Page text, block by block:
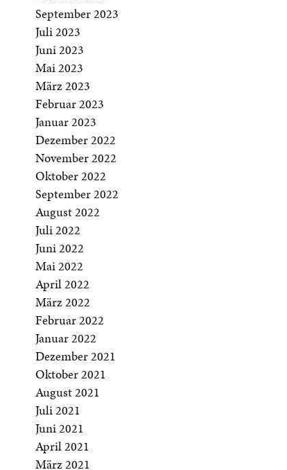
September 2023
Juli 2023
Juni 2023
Mai 2023
März 2023
Februar 2023
Januar 2023
Dezember 2022
November 2022
Oktober 2022
September 2022
August 2022
Juli 2022
Juni 2022
Mai 2022
April 2022
März 2022
Februar 2022
Januar 2022
Dezember 2021
Oktober 2021
August 2021
Juli 2021
Juni 2021
April 2021
März 2021